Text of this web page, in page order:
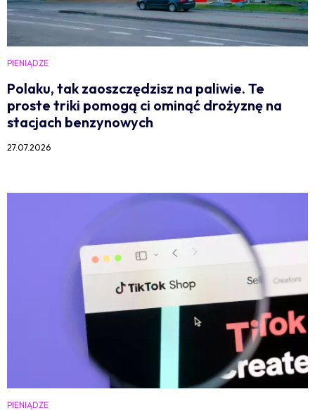
PIENIĄDZE
Polaku, tak zaoszczędzisz na paliwie. Te
proste triki pomogą ci ominąć drożyznę na
stacjach benzynowych
27.07.2026
PIENIĄDZE